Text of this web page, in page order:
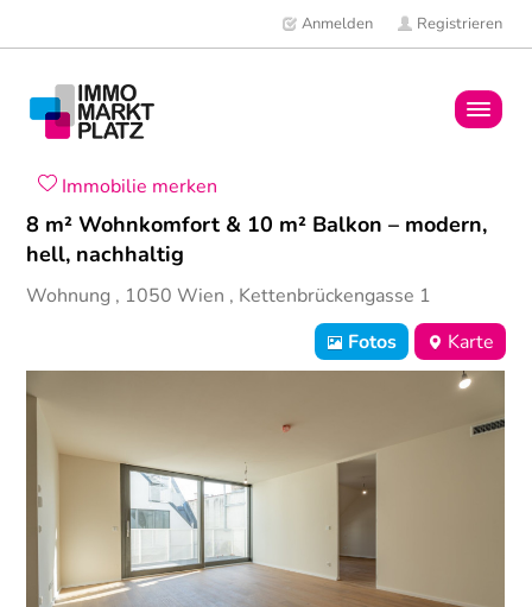
Anmelden Registrieren
Mitglieder
News
Immobilie merken
8 m² Wohnkomfort & 10 m² Balkon – modern,
hell, nachhaltig
Wohnung , 1050 Wien , Kettenbrückengasse 1
Fotos
Karte